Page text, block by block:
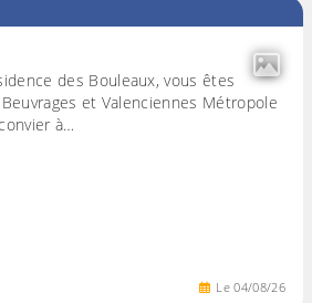
des Bouleaux, vous êtes
et Valenciennes Métropole
à…
Le04/08/26